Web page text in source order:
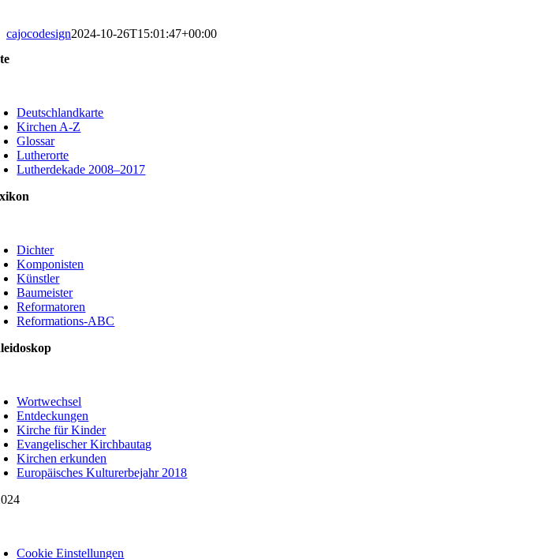
cajocodesign2024-10-26T15:01:47+00:00
Deutschlandkarte
Kirchen A-Z
Glossar
Lutherorte
Lutherdekade 2008–2017
Dichter
Komponisten
Künstler
Baumeister
Reformatoren
Reformations-ABC
Wortwechsel
Entdeckungen
Kirche für Kinder
Evangelischer Kirchbautag
Kirchen erkunden
Europäisches Kulturerbejahr 2018
Cookie Einstellungen